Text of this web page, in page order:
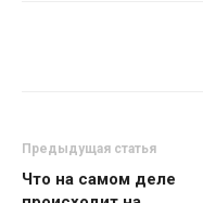
Предыдущая статья
Что на самом деле